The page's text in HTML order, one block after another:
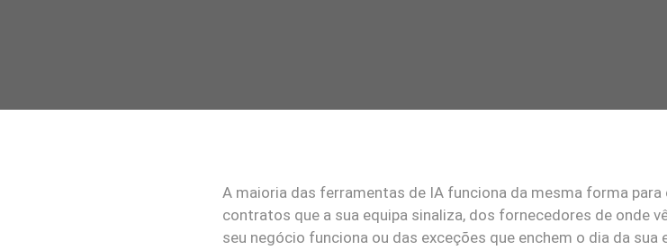
A maioria das ferramentas de IA funciona da mesma forma
contratos que a sua equipa sinaliza, dos fornecedores de onde
seu negócio funciona ou das exceções que enchem o dia da